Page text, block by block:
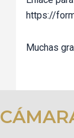
https://
Muchas